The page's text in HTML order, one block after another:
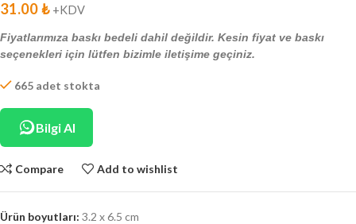
31.00₺ +KDV
Fiyatlarımıza baskı bedeli dahil değildir. Kesin fiyat ve baskı
seçenekleri için lütfen bizimle iletişime geçiniz.
665 adet stokta
Bilgi Al
Compare Add to wishlist
Ürün boyutları: 3.2 x 6.5 cm